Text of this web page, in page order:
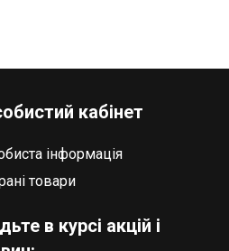
кабінет
інформація
товари
в курсі акцій і